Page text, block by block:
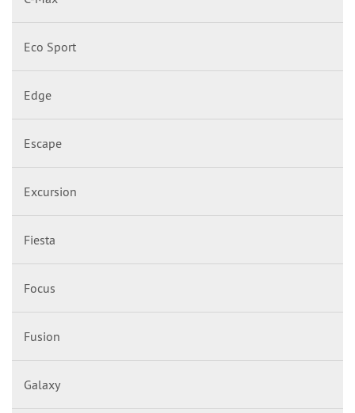
Eco Sport
Edge
Escape
Excursion
Fiesta
Focus
Fusion
Galaxy